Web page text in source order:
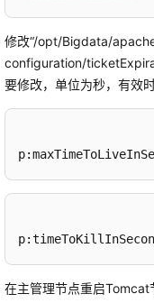
修改“/opt/Bigdata/
configuration/
要修改，单位为秒，有效
在主管理节点重启Tomcat